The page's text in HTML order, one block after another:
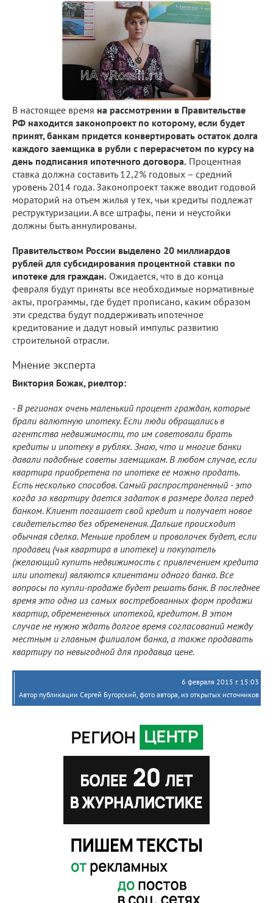
В настоящее время на рассмотрении в Правительстве
РФ находится законопроект по которому, если будет
принят, банкам придется конвертировать остаток долга
каждого заемщика в рубли с перерасчетом по курсу на
день подписания ипотечного договора. Процентная
ставка должна составить 12,2% годовых – средний
уровень 2014 года. Законопроект также вводит годовой
мораторий на отъем жилья у тех, чьи кредиты подлежат
реструктуризации. А все штрафы, пени и неустойки
должны быть аннулированы.
Правительством России выделено 20 миллиардов
рублей для субсидирования процентной ставки по
ипотеке для граждан. Ожидается, что в до конца
февраля будут приняты все необходимые нормативные
акты, программы, где будет прописано, каким образом
эти средства будут поддерживать ипотечное
кредитование и дадут новый импульс развитию
строительной отрасли.
Мнение эксперта
Виктория Божак, риелтор:
- В регионах очень маленький процент граждан, которые
брали валютную ипотеку. Если люди обращались в
агентства недвижимости, то им советовали брать
кредиты и ипотеку в рублях. Знаю, что и многие банки
давали подобные советы заемщикам. В любом случае, если
квартира приобретена по ипотеке ее можно продать.
Есть несколько способов. Самый распространенный - это
когда за квартиру дается задаток в размере долга перед
банком. Клиент погашает свой кредит и получает новое
свидетельство без обременения. Дальше происходит
обычная сделка. Меньше проблем и проволочек будет, если
продавец (чья квартира в ипотеке) и покупатель
(желающий купить недвижимость с привлечением кредита
или ипотеки) являются клиентами одного банка. Все
вопросы по купли-продаже будет решать банк. В последнее
время это одна из самых востребованных форм продажи
квартир, обремененных ипотекой, кредитом. В этом
случае не нужно ждать долгое время согласований между
местным и главным филиалом банка, а также продавать
квартиру по невыгодной для продавца цене.
6 февраля 2015 г. 15:03
Автор публикации Сергей Бугорский, фото автора, из открытых источников